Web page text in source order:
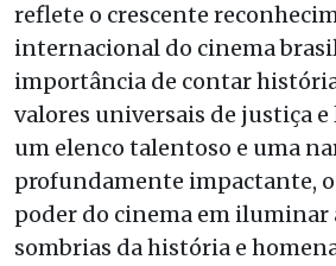
reflete o crescente
internacional do cinema
importância de contar
valores universais de justiça e
um elenco talentoso e uma
profundamente impactante,
poder do cinema em iluminar
sombrias da história e